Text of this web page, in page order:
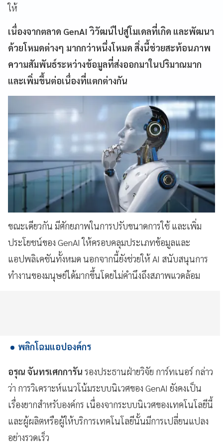
ให้
เนื่องจากตลาด GenAI วิวัฒน์ไปสู่โมเดลที่เกิด และพัฒนา
ด้วยโหมดต่างๆ มากกว่าหนึ่งโหมด สิ่งนี้ช่วยสะท้อนภาพ
ความสัมพันธ์ระหว่างข้อมูลที่ส่งออกมาในปริมาณมาก
และเพิ่มขึ้นต่อเนื่องที่แตกต่างกัน
ขณะเดียวกัน มีศักยภาพในการปรับขนาดการใช้ และเพิ่ม
ประโยชน์ของ GenAI ให้ครอบคลุมประเภทข้อมูลและ
แอปพลิเคชันทั้งหมด นอกจากนี้ยังช่วยให้ AI สนับสนุนการ
ทำงานของมนุษย์ได้มากขึ้นโดยไม่คำนึงถึงสภาพแวดล้อม
พลิกโฉมแอปองค์กร
อรุณ จันทรเศกการัน รองประธานฝ่ายวิจัย การ์ทเนอร์ กล่าว
ว่า การวิเคราะห์แนวโน้มระบบนิเวศของ GenAI ยังคงเป็น
เรื่องยากสำหรับองค์กร เนื่องจากระบบนิเวศของเทคโนโลยีนี้
และผู้ผลิตหรือผู้ให้บริการเทคโนโลยีนั้นมีการเปลี่ยนแปลง
อย่างรวดเร็ว